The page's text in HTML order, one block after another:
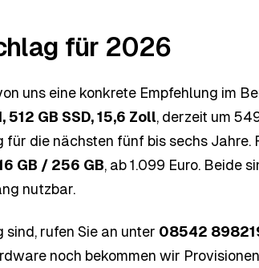
für 2026
uns eine konkrete Empfehlung im
512 GB SSD, 15,6 Zoll, derzeit um
für die nächsten fünf bis sechs Jahre.
GB / 256 GB, ab 1.099 Euro. Beide
nutzbar.
sind, rufen Sie an unter 08542
noch bekommen wir